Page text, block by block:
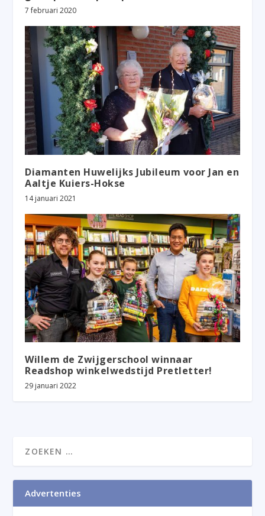
7 februari 2020
Diamanten Huwelijks Jubileum voor Jan en
Aaltje Kuiers-Hokse
14 januari 2021
Willem de Zwijgerschool winnaar
Readshop winkelwedstijd Pretletter!
29 januari 2022
Advertenties